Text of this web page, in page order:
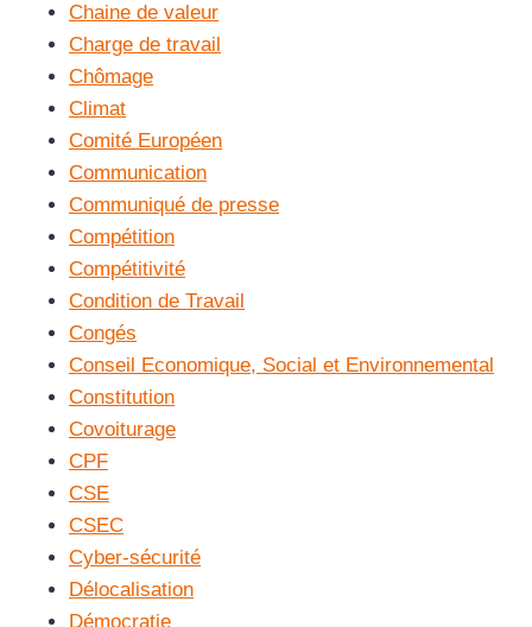
Chaine de valeur
Charge de travail
Chômage
Climat
Comité Européen
Communication
Communiqué de presse
Compétition
Compétitivité
Condition de Travail
Congés
Conseil Economique, Social et Environnemental
Constitution
Covoiturage
CPF
CSE
CSEC
Cyber-sécurité
Délocalisation
Démocratie